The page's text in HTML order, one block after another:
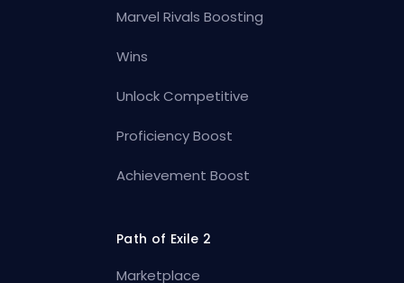
Marvel Rivals Boosting
Wins
Unlock Competitive
Proficiency Boost
Achievement Boost
Path of Exile 2
Marketplace